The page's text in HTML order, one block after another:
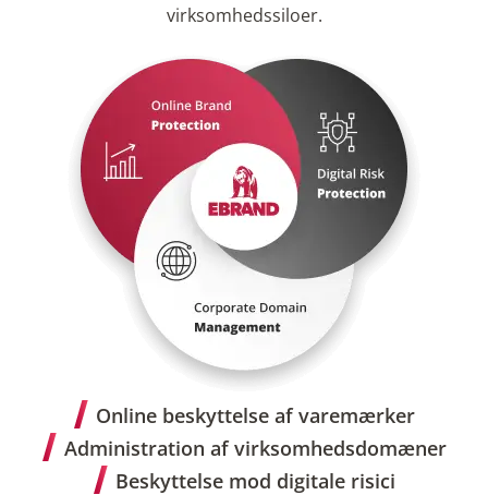
virksomhedssiloer.
Online beskyttelse af varemærker
Administration af virksomhedsdomæner
Beskyttelse mod digitale risici